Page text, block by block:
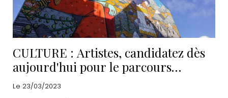
CULTURE : Artistes, candidatez dès
aujourd'hui pour le parcours
IC.ON.IC 2023
Le 23/03/2023